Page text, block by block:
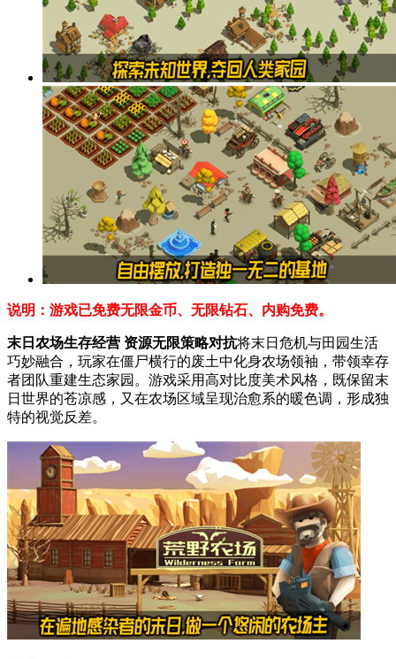
说明：游戏已免费无限金币、无限钻石、内购免费。
末日农场生存经营 资源无限策略对抗将末日危机与田园生活
巧妙融合，玩家在僵尸横行的废土中化身农场领袖，带领幸存
者团队重建生态家园。游戏采用高对比度美术风格，既保留末
日世界的苍凉感，又在农场区域呈现治愈系的暖色调，形成独
特的视觉反差。